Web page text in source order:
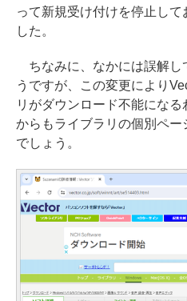
って新規受け付けを停止し
した。
ちなみに、なかには誤解し
うですが、この変更により
リがダウンロード不能にな
からもライブラリの個別ペ
でしょう。